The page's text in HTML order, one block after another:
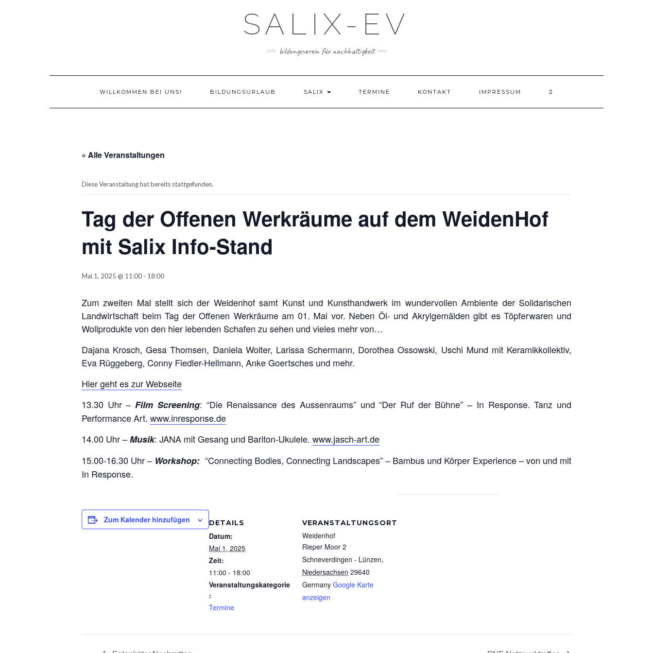
SALIX-EV
bildungsverein für nachhaltigkeit
WILLKOMMEN BEI UNS! BILDUNGSURLAUB SALIX TERMINE KONTAKT IMPRESSUM
« Alle Veranstaltungen
Diese Veranstaltung hat bereits stattgefunden.
Tag der Offenen Werkräume auf dem WeidenHof
mit Salix Info-Stand
Mai 1, 2025 @ 11:00 - 18:00
Zum zweiten Mal stellt sich der Weidenhof samt Kunst und Kunsthandwerk im wundervollen Ambiente der Solidarischen
Landwirtschaft beim Tag der Offenen Werkräume am 01. Mai vor. Neben Öl- und Akrylgemälden gibt es Töpferwaren und
Wollprodukte von den hier lebenden Schafen zu sehen und vieles mehr von…
Dajana Krosch, Gesa Thomsen, Daniela Wolter, Larissa Schermann, Dorothea Ossowski, Uschi Mund mit Keramikkollektiv,
Eva Rüggeberg, Conny Fiedler-Hellmann, Anke Goertsches und mehr.
Hier geht es zur Webseite
13.30 Uhr – Film Screening: “Die Renaissance des Aussenraums” und “Der Ruf der Bühne” – In Response. Tanz und
Performance Art. www.inresponse.de
14.00 Uhr –Musik: JANA mit Gesang und Bariton-Ukulele. www.jasch-art.de
15.00-16.30 Uhr – Workshop: “Connecting Bodies, Connecting Landscapes” – Bambus und Körper Experience – von und mit
In Response.
Zum Kalender hinzufügen DETAILS
Datum:
Mai 1, 2025
Zeit:
11:00 - 18:00
Veranstaltungskategorie
:
Termine
VERANSTALTUNGSORT
Weidenhof
Rieper Moor 2
Schneverdingen - Lünzen,
Niedersachsen 29640
Germany Google Karte
anzeigen